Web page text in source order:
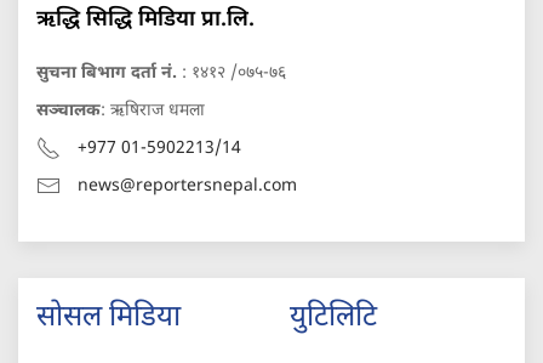
ऋद्धि सिद्धि मिडिया प्रा.लि.
सुचना बिभाग दर्ता नं. : १४१२ /०७५-७६
सञ्चालक: ऋषिराज धमला
+977 01-5902213/14
news@reportersnepal.com
सोसल मिडिया युटिलिटि